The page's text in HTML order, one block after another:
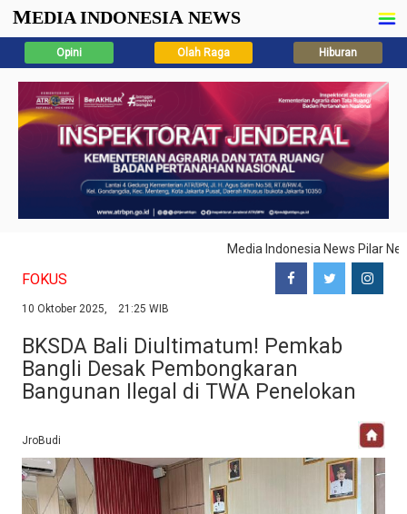
MEDIA INDONESIA NEWS
Opini Olah Raga Hiburan
Media Indonesia News Pilar
FOKUS
10 Oktober 2025, 21:25 WIB
BKSDA Bali Diultimatum! Pemkab
Bangli Desak Pembongkaran
Bangunan Ilegal di TWA Penelokan
JroBudi